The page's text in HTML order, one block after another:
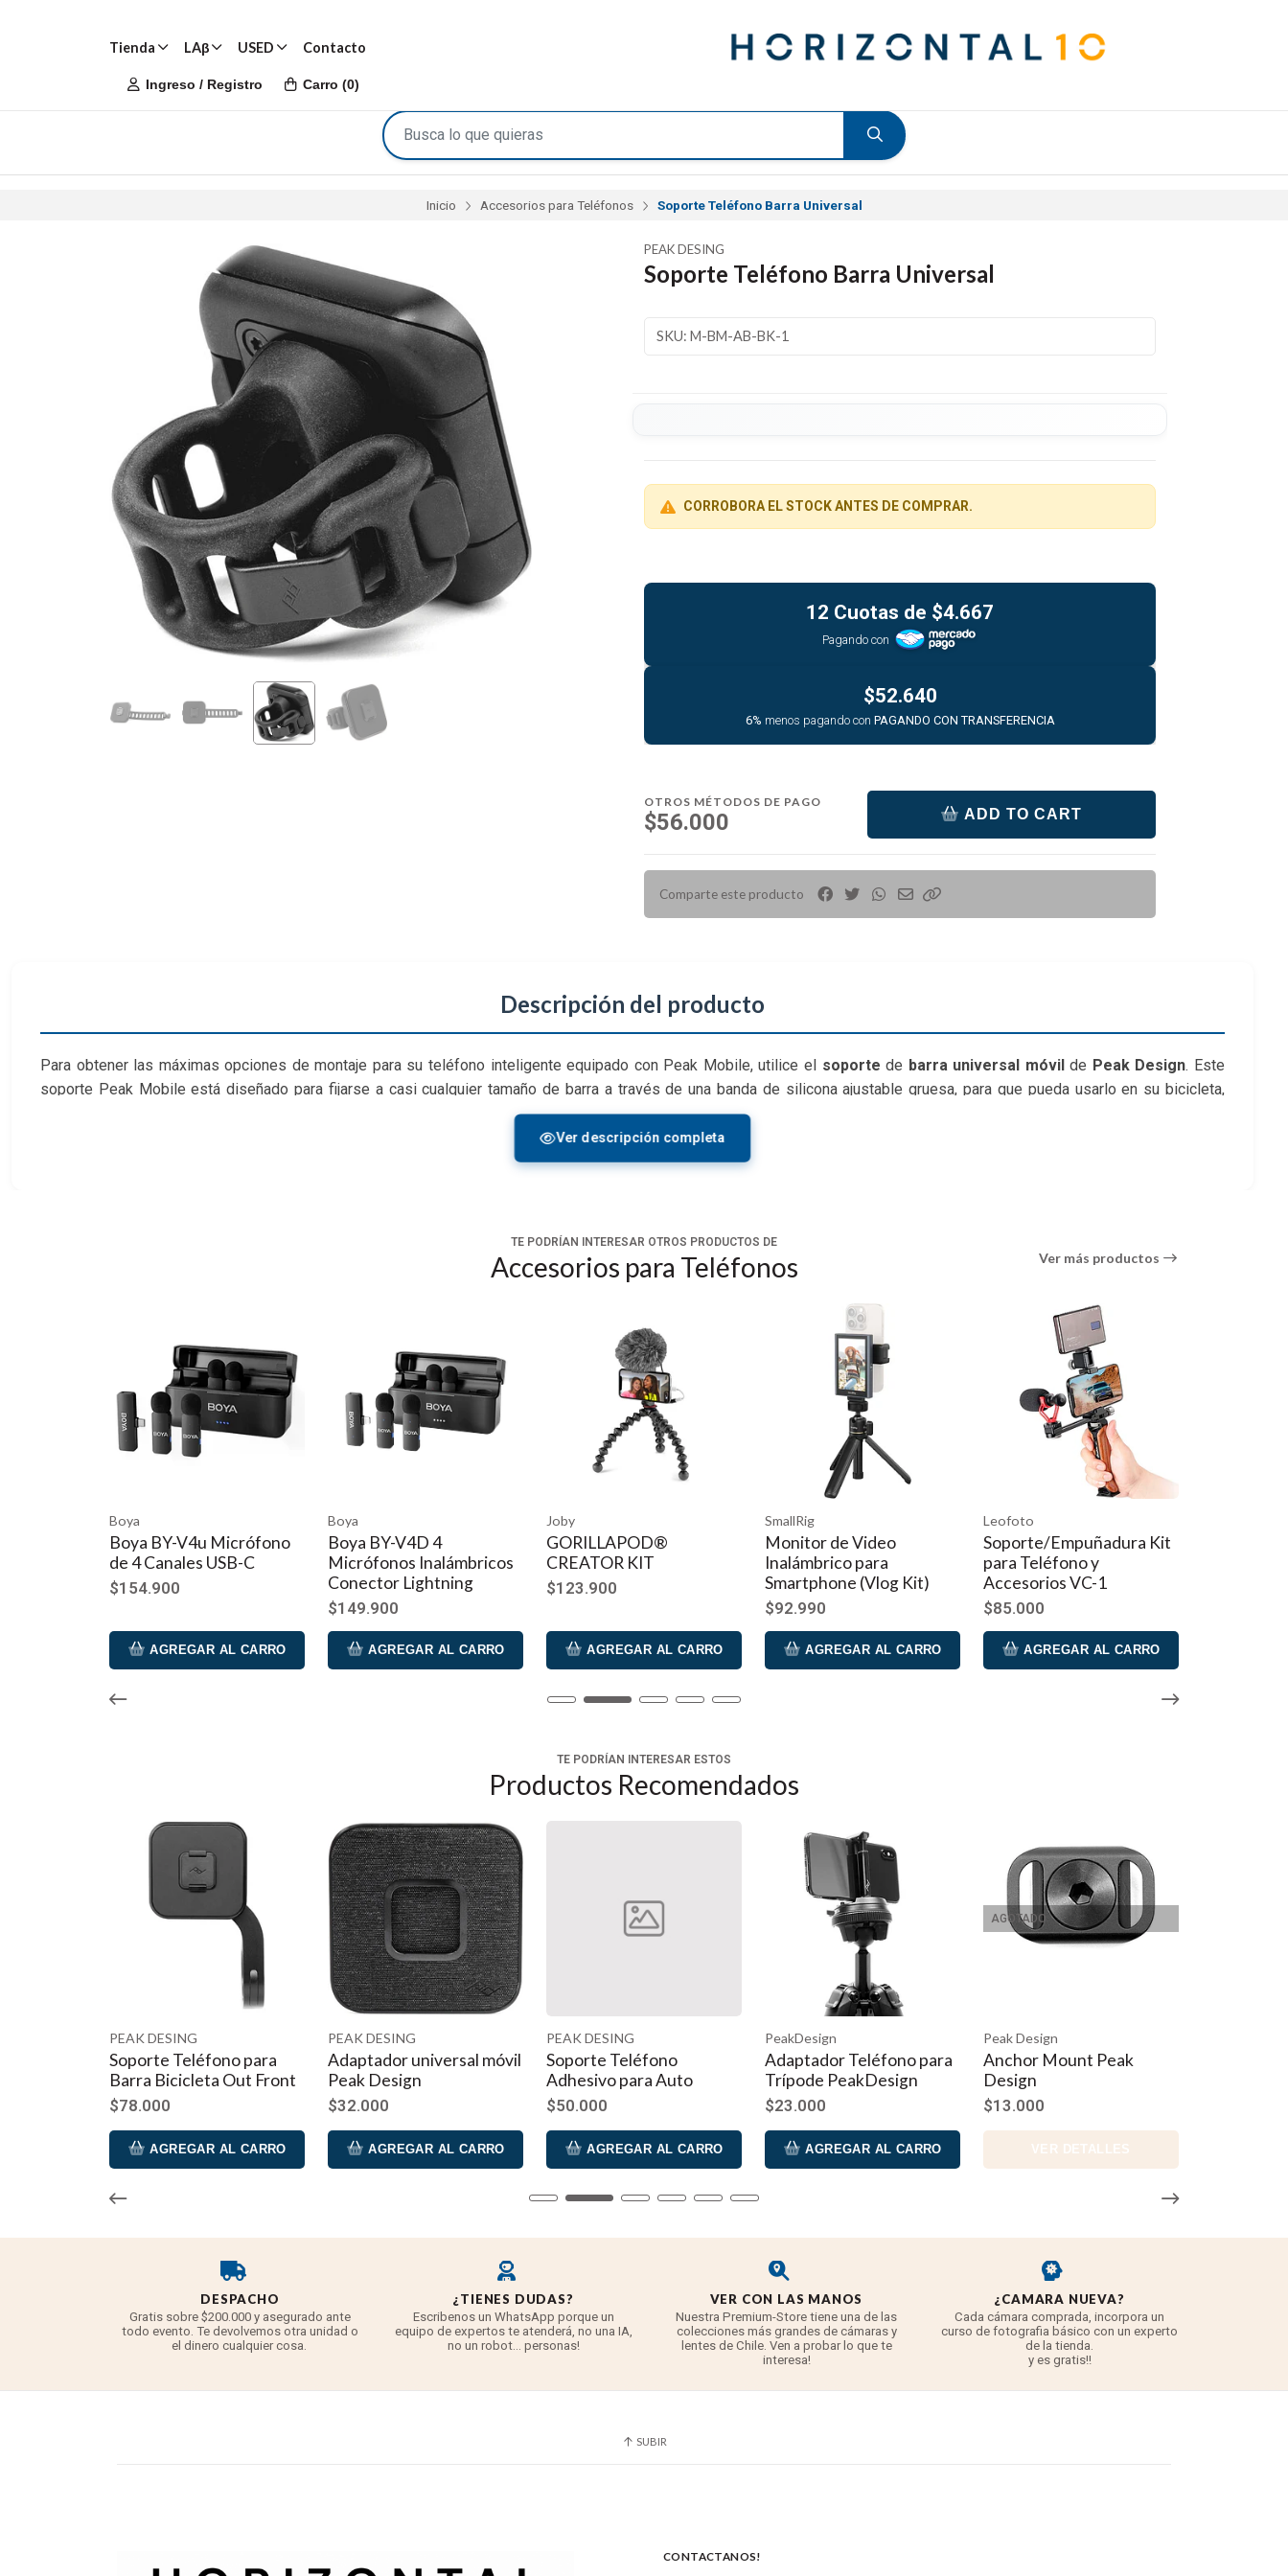
Tienda LAβ USED Contacto
Ingreso / Registro Carro (0)
Inicio Accesorios para Teléfonos Soporte Teléfono Barra Universal
PEAK DESING
Soporte Teléfono Barra Universal
SKU: M-BM-AB-BK-1
CORROBORA EL STOCK ANTES DE COMPRAR.
12 Cuotas de $4.667
Pagando con
$52.640
6% menos pagando con PAGANDO CON TRANSFERENCIA
OTROS MÉTODOS DE PAGO
$56.000 ADD TO CART
Comparte este producto
Descripción del producto
Para obtener las máximas opciones de montaje para su teléfono inteligente equipado con Peak Mobile, utilice el soportede barra universal móvilde Peak Design. Este
soporte Peak Mobile está diseñado para fijarse a casi cualquier tamaño de barra a través de una banda de silicona ajustable gruesa, para que pueda usarlo en su bicicleta,
scooter eléctrico, cochecito, carrito de golf o donde sea que necesite tener su teléfono a poca vista. El soporte utiliza el conector magnético y mecánico SlimLink de la serie
Mobile de Peak. Cuando esté configurado, su teléfono tendrá un dispositivo rígidamente seguro y listo para que pueda administrar su transmisión de música, navegación GPS y
Ver descripción completa
TE PODRÍAN INTERESAR OTROS PRODUCTOS DE
Accesorios para Teléfonos Ver más productos
V4u Micrófono
Boya BY-V4D 4
Micrófonos Inalámbricos
Conector Lightning
AGREGAR AL CARRO
GORILLAPOD®
CREATOR KIT
$123.900
AGREGAR AL CARRO
Monitor de Video
Inalámbrico para
Smartphone (Vlog Kit)
AGREGAR AL CARRO
Leofoto
Soporte/Empuñadura Kit
para Teléfono y
Accesorios VC-1
$85.000
AGREGAR AL CARRO
PEAK DESING
Soporte Teléfono para
Barra Bicicleta Out Front
$78.000
AGREGAR AL CARRO
TE PODRÍAN INTERESAR ESTOS
Productos Recomendados
PEAK DESING
Soporte Teléfono para
Barra Bicicleta Out Front
$78.000
AGREGAR AL CARRO
PEAK DESING
Adaptador universal móvil
Peak Design
$32.000
AGREGAR AL CARRO
PEAK DESING
Soporte Teléfono
Adhesivo para Auto
$50.000
AGREGAR AL CARRO
PeakDesign
Adaptador Teléfono para
Trípode PeakDesign
$23.000
AGREGAR AL CARRO
AGOTADO
Peak Design
Anchor Mount Peak
Design
$13.000
VER DETALLES
DESPACHO
Gratis sobre $200.000 y asegurado ante
todo evento. Te devolvemos otra unidad o
el dinero cualquier cosa.
¿TIENES DUDAS?
Escribenos un WhatsApp porque un
equipo de expertos te atenderá, no una IA,
no un robot... personas!
VER CON LAS MANOS
Nuestra Premium-Store tiene una de las
colecciones más grandes de cámaras y
lentes de Chile. Ven a probar lo que te
interesa!
¿CAMARA NUEVA?
Cada cámara comprada, incorpora un
curso de fotografia básico con un experto
de la tienda.
y es gratis!!
SUBIR
CONTACTANOS!